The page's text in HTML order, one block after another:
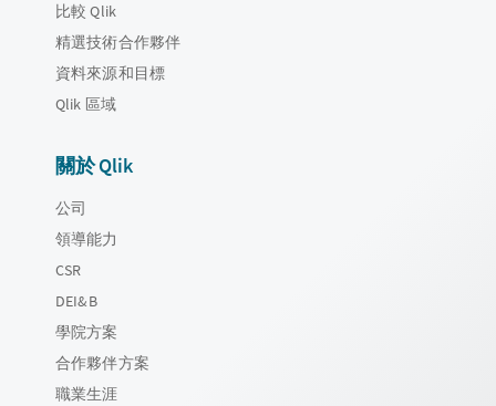
比較 Qlik
精選技術合作夥伴
資料來源和目標
Qlik 區域
關於 Qlik
公司
領導能力
CSR
DEI&B
學院方案
合作夥伴方案
職業生涯